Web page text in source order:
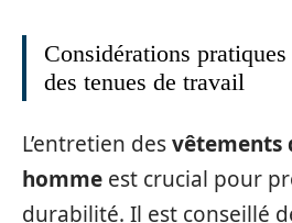
Considérations
des tenues de travail
L’entretien desvêtements
homme est crucial pour
durabilité. Il est conseillé